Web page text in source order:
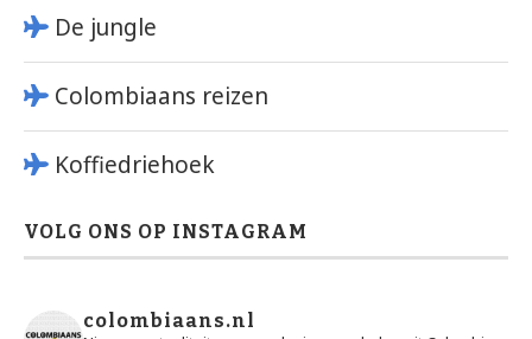
De jungle
Colombiaans reizen
Koffiedriehoek
VOLG ONS OP INSTAGRAM
colombiaans.nl